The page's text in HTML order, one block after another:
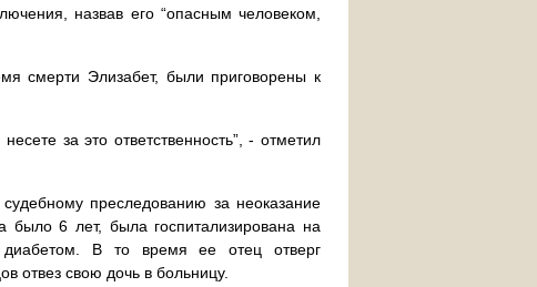
назвав его “опасным человеком,
смерти Элизабет, были приговорены к
за это ответственность”, - отметил
преследованию за неоказание
было 6 лет, была госпитализирована на
диабетом. В то время ее отец отверг
отвез свою дочь в больницу.